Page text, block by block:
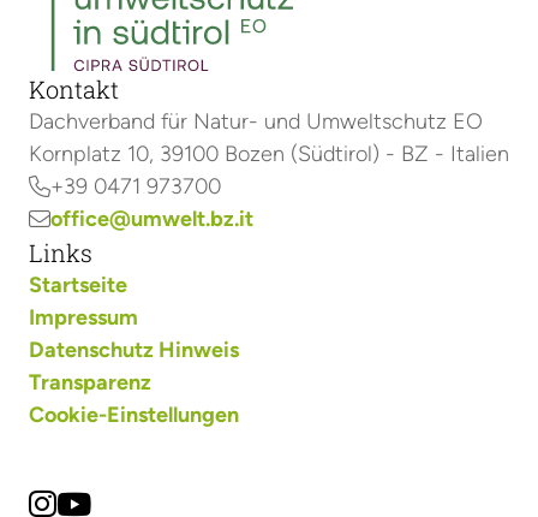
Kontakt
Dachverband für Natur- und Umweltschutz EO
Kornplatz 10, 39100 Bozen (Südtirol) - BZ - Italien
+39 0471 973700
office@umwelt.bz.it
Links
Startseite
Impressum
Datenschutz Hinweis
Transparenz
Cookie-Einstellungen
